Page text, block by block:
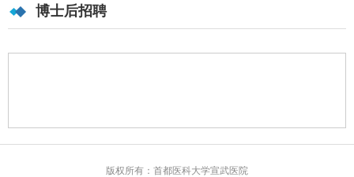
博士后招聘
版权所有：首都医科大学宣武医院